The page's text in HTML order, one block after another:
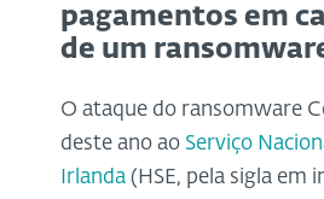
pagamentos em
de um
O ataque do ransomware
deste ano ao Serviço
Irlanda (HSE, pela sigla em